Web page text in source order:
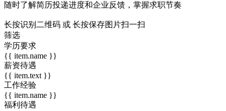
随时了解简历投递进度和企业反馈，掌握求职节奏
长按识别二维码 或 长按保存图片扫一扫
筛选
学历要求
{{ item.name }}
薪资待遇
{{ item.text }}
工作经验
{{ item.name }}
福利待遇